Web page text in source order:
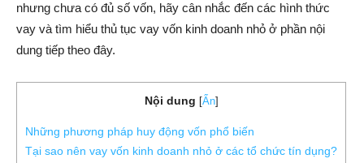
nhưng chưa có đủ số vốn, hãy cân nhắc đến các hình thức
vay và tìm hiểu thủ tục vay vốn kinh doanh nhỏ ở phần nội
dung tiếp theo đây.
Nội dung [Ẩn]
Những phương pháp huy động vốn phổ biến
Tại sao nên vay vốn kinh doanh nhỏ ở các tổ chức tín dụng?